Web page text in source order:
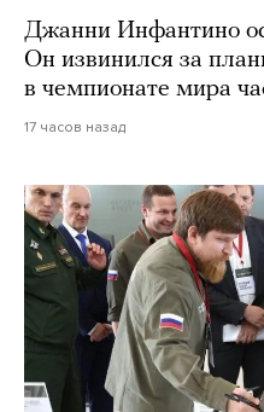
Джанни Инфантино
Он извинился за
в чемпионате мира
17 часов назад